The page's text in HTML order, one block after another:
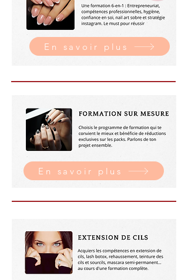
En savoir plus
En savoir plus